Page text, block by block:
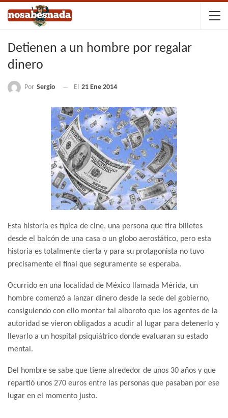
Detienen a un hombre por regalar
dinero
Por Sergio El 21 Ene 2014
Esta historia es típica de cine, una persona que tira billetes
desde el balcón de una casa o un globo aerostático, pero esta
historia es totalmente cierta y para su protagonista no tuvo
precisamente el final que seguramente se esperaba.
Ocurrido en una localidad de México llamada Mérida, un
hombre comenzó a lanzar dinero desde la sede del gobierno,
consiguiendo con ello montar tal alboroto que los agentes de la
autoridad se vieron obligados a acudir al lugar para detenerlo y
llevarlo a un hospital psiquiátrico donde evaluaran su estado
mental.
Del hombre se sabe que tiene alrededor de unos 30 años y que
repartió unos 270 euros entre las personas que pasaban por ese
lugar en el momento justo.